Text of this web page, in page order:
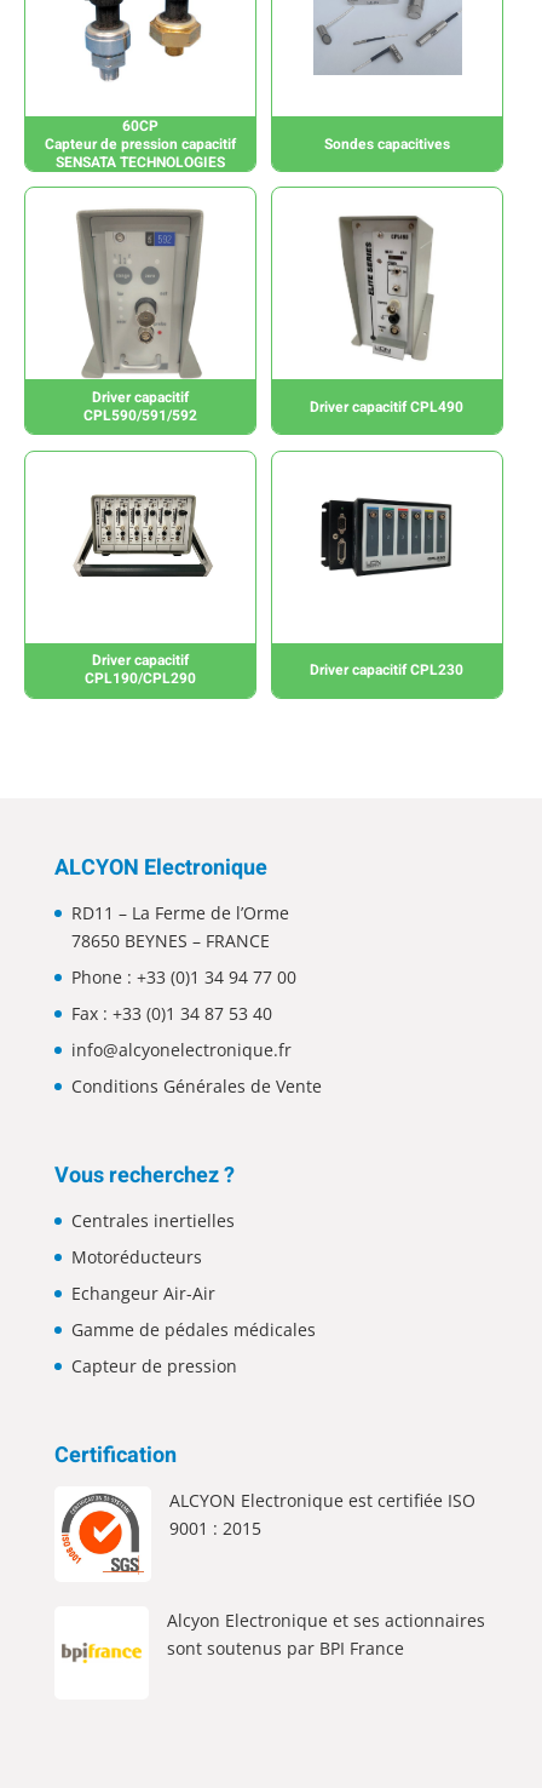
60CP
Capteur de pression capacitif
SENSATA TECHNOLOGIES
Sondes capacitives
Driver capacitif
CPL590/591/592
Driver capacitif CPL490
Driver capacitif
CPL190/CPL290
Driver capacitif CPL230
ALCYON Electronique
RD11 – La Ferme de l’Orme
78650 BEYNES – FRANCE
Phone : +33 (0)1 34 94 77 00
Fax : +33 (0)1 34 87 53 40
info@alcyonelectronique.fr
Conditions Générales de Vente
Vous recherchez ?
Centrales inertielles
Motoréducteurs
Echangeur Air-Air
Gamme de pédales médicales
Capteur de pression
Certification
ALCYON Electronique est certifiée ISO
9001 : 2015
Alcyon Electronique et ses actionnaires
sont soutenus par BPI France